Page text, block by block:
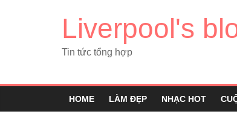
Liverpool's
Tin tức tổng hợp
HOME LÀM ĐẸP NHẠC HOT